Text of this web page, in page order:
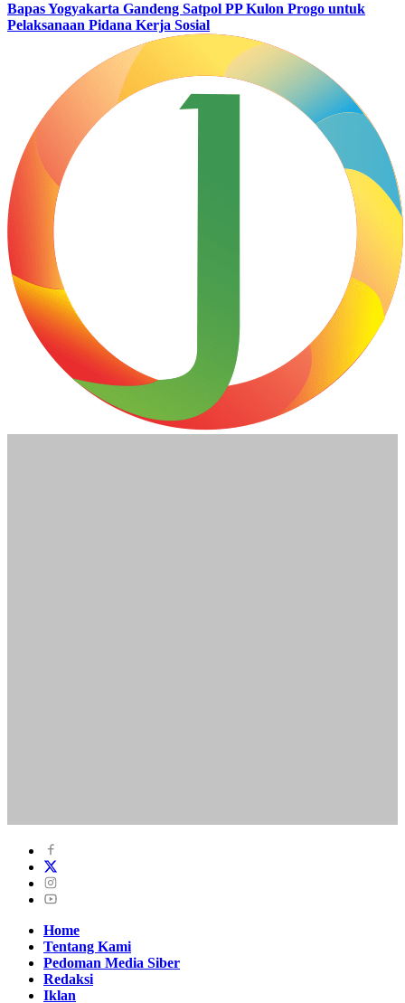
Bapas Yogyakarta Gandeng Satpol PP Kulon Progo untuk
Pelaksanaan Pidana Kerja Sosial
Home
Tentang Kami
Pedoman Media Siber
Redaksi
Iklan